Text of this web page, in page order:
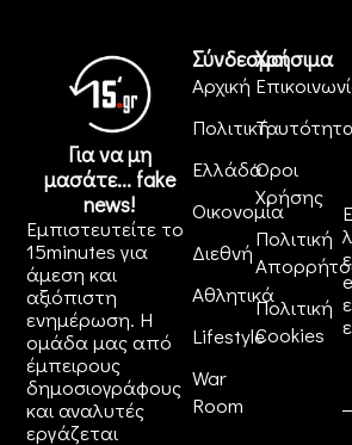
Για να μη
μασάτε... fake
news!
Εμπιστευτείτε το
15minutes για
άμεση και
αξιόπιστη
ενημέρωση. Η
ομάδα μας από
έμπειρους
δημοσιογράφους
και αναλυτές
εργάζεται
Σύνδεσμοι
Αρχική
Πολιτική
Ελλάδα
Οικονομία
Διεθνή
Αθλητικά
Lifestyle
War
Room
Χρήσιμα
Όροι
Χρήσης
Πολιτική
Πολιτική
Cookies